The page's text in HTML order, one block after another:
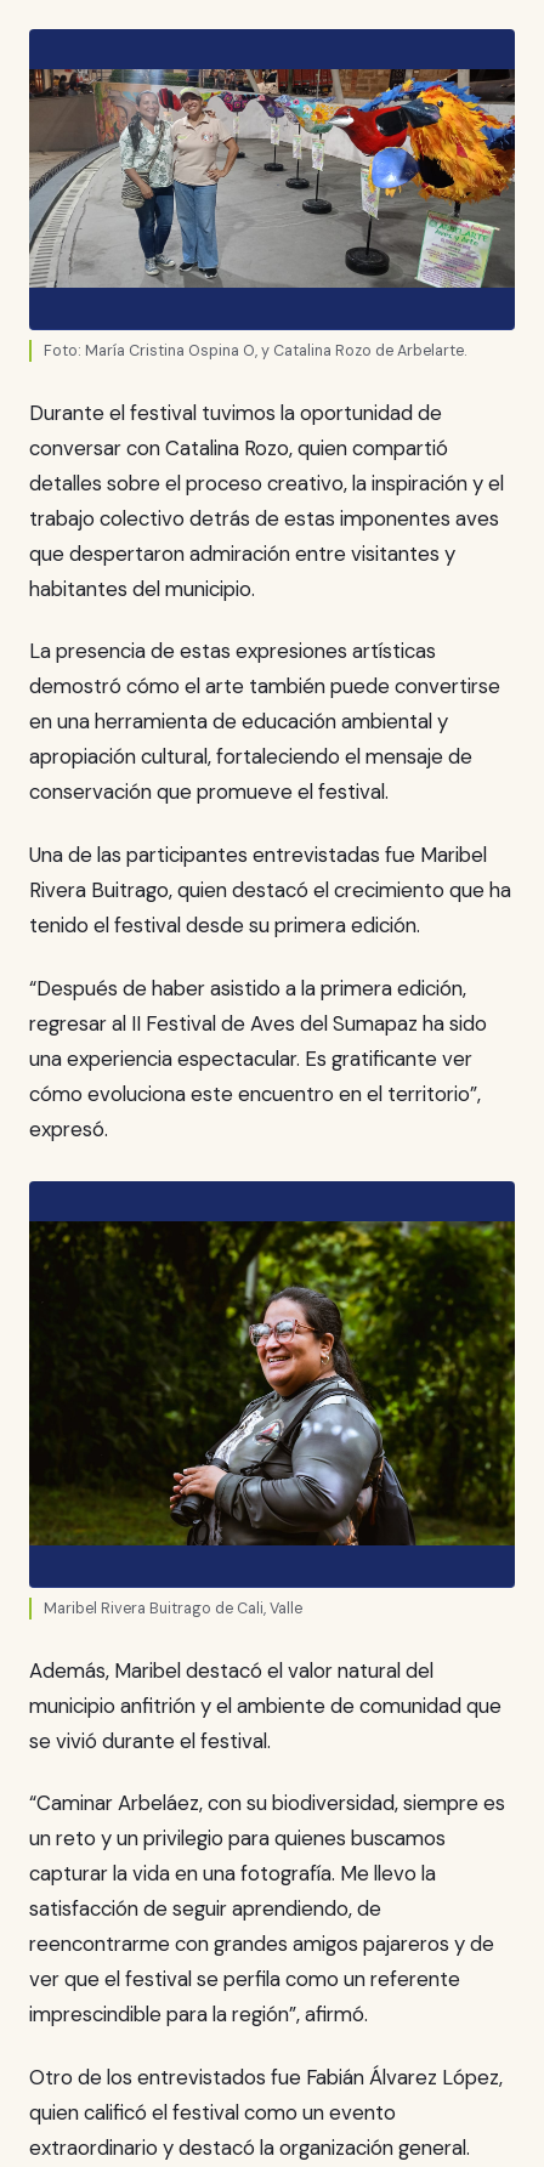
Foto: María Cristina Ospina O, y Catalina Rozo de Arbelarte.
Durante el festival tuvimos la oportunidad de
conversar con Catalina Rozo, quien compartió
detalles sobre el proceso creativo, la inspiración y el
trabajo colectivo detrás de estas imponentes aves
que despertaron admiración entre visitantes y
habitantes del municipio.
La presencia de estas expresiones artísticas
demostró cómo el arte también puede convertirse
en una herramienta de educación ambiental y
apropiación cultural, fortaleciendo el mensaje de
conservación que promueve el festival.
Una de las participantes entrevistadas fue Maribel
Rivera Buitrago, quien destacó el crecimiento que ha
tenido el festival desde su primera edición.
“Después de haber asistido a la primera edición,
regresar al II Festival de Aves del Sumapaz ha sido
una experiencia espectacular. Es gratificante ver
cómo evoluciona este encuentro en el territorio”,
expresó.
Maribel Rivera Buitrago de Cali, Valle
Además, Maribel destacó el valor natural del
municipio anfitrión y el ambiente de comunidad que
se vivió durante el festival.
“Caminar Arbeláez, con su biodiversidad, siempre es
un reto y un privilegio para quienes buscamos
capturar la vida en una fotografía. Me llevo la
satisfacción de seguir aprendiendo, de
reencontrarme con grandes amigos pajareros y de
ver que el festival se perfila como un referente
imprescindible para la región”, afirmó.
Otro de los entrevistados fue Fabián Álvarez López,
quien calificó el festival como un evento
extraordinario y destacó la organización general.